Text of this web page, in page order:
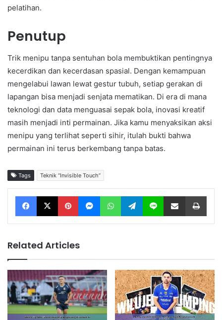
pelatihan.
Penutup
Trik menipu tanpa sentuhan bola membuktikan pentingnya
kecerdikan dan kecerdasan spasial. Dengan kemampuan
mengelabui lawan lewat gestur tubuh, setiap gerakan di
lapangan bisa menjadi senjata mematikan. Di era di mana
teknologi dan data menguasai sepak bola, inovasi kreatif
masih menjadi inti permainan. Jika kamu menyaksikan aksi
menipu yang terlihat seperti sihir, itulah bukti bahwa
permainan ini terus berkembang tanpa batas.
Tags Teknik “Invisible Touch”
Facebook X Pinterest Messenger WhatsApp Telegram Line Share via Email
Related Articles